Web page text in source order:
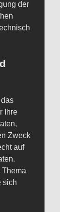
der
Ihre
Zweck
auf
Thema
sich